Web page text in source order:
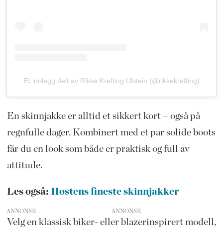
Et innlegg delt av Rikke Krefting Ulstein (@rikkekrefting)
En skinnjakke er alltid et sikkert kort – også på
regnfulle dager. Kombinert med et par solide boots
får du en look som både er praktisk og full av
attitude.
Les også: Høstens fineste skinnjakker
ANNONSE
Velg en klassisk biker- eller blazerinspirert modell,